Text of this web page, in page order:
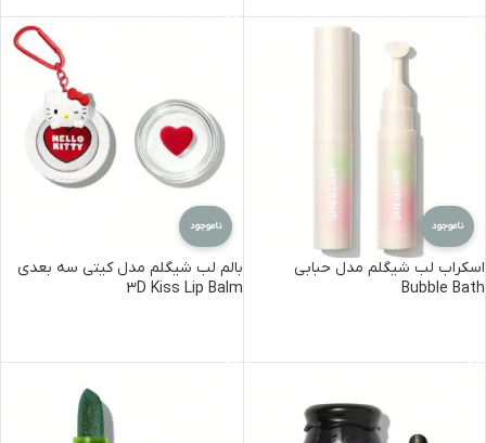
ناموجود
اسکراب لب شیگلم مدل حبابی
Bubble Bath
ناموجود
بالم لب شیگلم مدل کیتی سه بعدی
3D Kiss Lip Balm